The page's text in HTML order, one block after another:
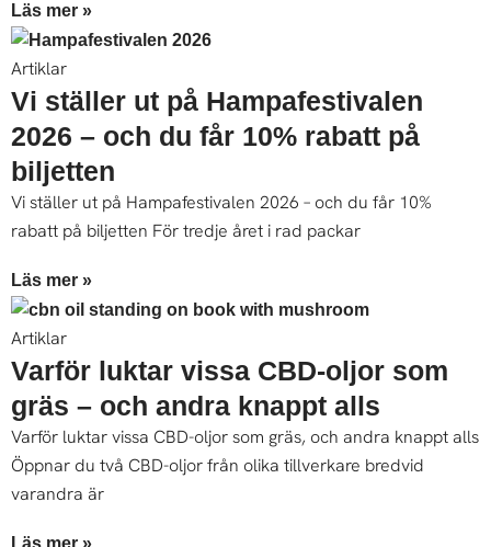
Läs mer »
Artiklar
Vi ställer ut på Hampafestivalen
2026 – och du får 10% rabatt på
biljetten
Vi ställer ut på Hampafestivalen 2026 – och du får 10%
rabatt på biljetten För tredje året i rad packar
Läs mer »
Artiklar
Varför luktar vissa CBD-oljor som
gräs – och andra knappt alls
Varför luktar vissa CBD-oljor som gräs, och andra knappt alls
Öppnar du två CBD-oljor från olika tillverkare bredvid
varandra är